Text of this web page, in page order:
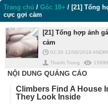
Trang chủ / Góc 18+ / [21] Tổng
cực gợi cảm
[21] Tổng hợp ảnh
cảm
02:30 12/06/2018
Thanh Trung
15898